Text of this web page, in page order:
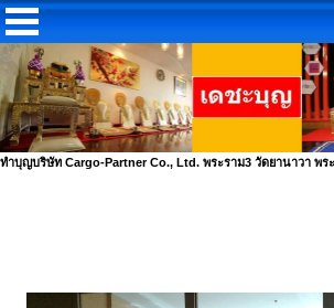
ทำบุญบริษัท Cargo-Partner Co., Ltd. พระราม3 วัดยานาวา พร